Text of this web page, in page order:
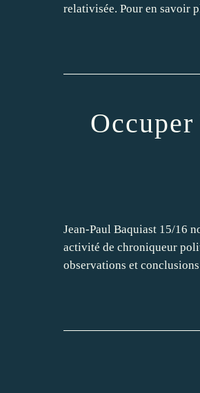
relativisée. Pour en savoir
Jean-Paul Baquiast 15/16
activité de chroniqueur
observations et